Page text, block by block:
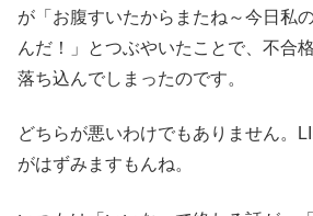
が「お腹すいたからまたね～今日私
んだ！」とつぶやいたことで、不合
落ち込んでしまったのです。
どちらが悪いわけでもありません。
がはずみますもんね。